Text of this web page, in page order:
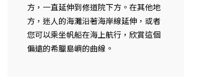
方，一直延伸到修道院下方。在其他地
方，迷人的海灘沿著海岸線延伸，或者
您可以乘坐帆船在海上航行，欣賞這個
偏遠的希臘島嶼的曲線。